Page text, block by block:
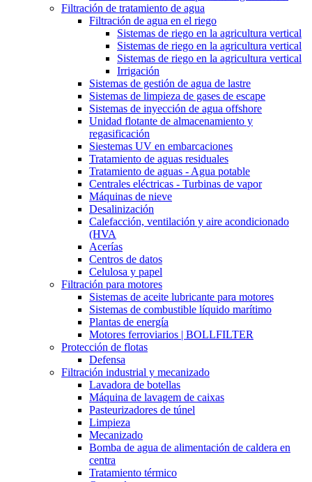
Filtración de tratamiento de agua
Filtración de agua en el riego
Sistemas de riego en la agricultura vertical
Sistemas de riego en la agricultura vertical
Sistemas de riego en la agricultura vertical
Irrigación
Sistemas de gestión de agua de lastre
Sistemas de limpieza de gases de escape
Sistemas de inyección de agua offshore
Unidad flotante de almacenamiento y
regasificación
Siestemas UV en embarcaciones
Tratamiento de aguas residuales
Tratamiento de aguas - Agua potable
Centrales eléctricas - Turbinas de vapor
Máquinas de nieve
Desalinización
Calefacción, ventilación y aire acondicionado
(HVA
Acerías
Centros de datos
Celulosa y papel
Filtración para motores
Sistemas de aceite lubricante para motores
Sistemas de combustible líquido marítimo
Plantas de energía
Motores ferroviarios | BOLLFILTER
Protección de flotas
Defensa
Filtración industrial y mecanizado
Lavadora de botellas
Máquina de lavagem de caixas
Pasteurizadores de túnel
Limpieza
Mecanizado
Bomba de agua de alimentación de caldera en
centra
Tratamiento térmico